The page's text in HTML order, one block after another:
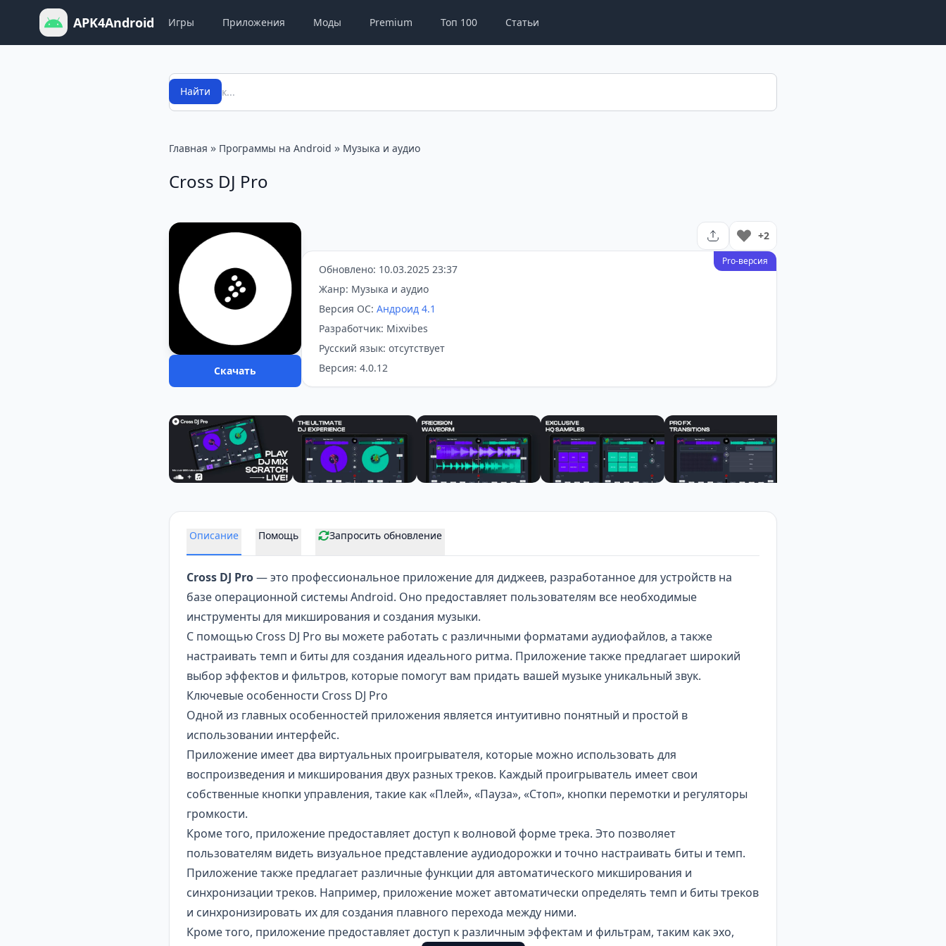
APK4Android Игры Приложения Моды Premium Топ 100 Статьи
Поиск
Найти
Главная » Программы на Android » Музыка и аудио
Cross DJ Pro
Скачать
+2
Pro-версия
Обновлено: 10.03.2025 23:37
Жанр: Музыка и аудио
Версия ОС: Андроид 4.1
Разработчик: Mixvibes
Русский язык: отсутствует
Версия: 4.0.12
Описание Помощь Запросить обновление
Cross DJ Pro— это профессиональное приложение для диджеев, разработанное для устройств на
базе операционной системы Android. Оно предоставляет пользователям все необходимые
инструменты для микширования и создания музыки.
С помощью Cross DJ Pro вы можете работать с различными форматами аудиофайлов, а также
настраивать темп и биты для создания идеального ритма. Приложение также предлагает широкий
выбор эффектов и фильтров, которые помогут вам придать вашей музыке уникальный звук.
Ключевые особенности Cross DJ Pro
Одной из главных особенностей приложения является интуитивно понятный и простой в
использовании интерфейс.
Приложение имеет два виртуальных проигрывателя, которые можно использовать для
воспроизведения и микширования двух разных треков. Каждый проигрыватель имеет свои
собственные кнопки управления, такие как «Плей», «Пауза», «Стоп», кнопки перемотки и регуляторы
громкости.
Кроме того, приложение предоставляет доступ к волновой форме трека. Это позволяет
пользователям видеть визуальное представление аудиодорожки и точно настраивать биты и темп.
Приложение также предлагает различные функции для автоматического микширования и
синхронизации треков. Например, приложение может автоматически определять темп и биты треков
и синхронизировать их для создания плавного перехода между ними.
Кроме того, приложение предоставляет доступ к различным эффектам и фильтрам, таким как эхо,